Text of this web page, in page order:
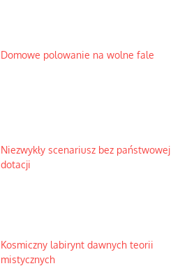
Domowe polowanie na wolne fale
Niezwykły scenariusz bez państwowej
dotacji
Kosmiczny labirynt dawnych teorii
mistycznych